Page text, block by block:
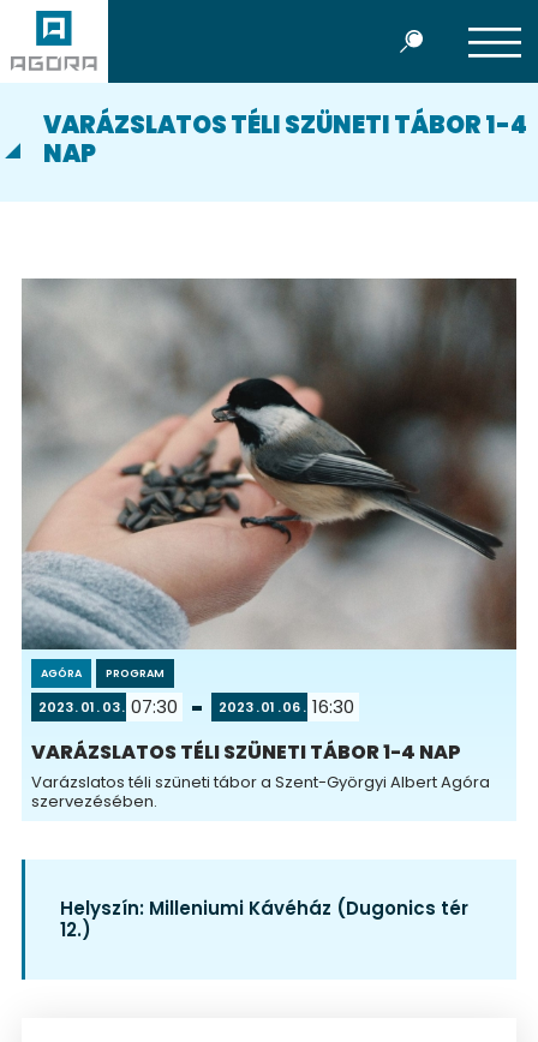
VARÁZSLATOS TÉLI SZÜNETI TÁBOR 1-4
NAP
AGÓRA PROGRAM
2023 01 03 07:30 2023 01 06 16:30
VARÁZSLATOS TÉLI SZÜNETI TÁBOR 1-4 NAP
Varázslatos téli szüneti tábor a Szent-Györgyi Albert Agóra
szervezésében.
Helyszín: Milleniumi Kávéház (Dugonics tér
12.)